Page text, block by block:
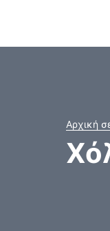
Αρχική